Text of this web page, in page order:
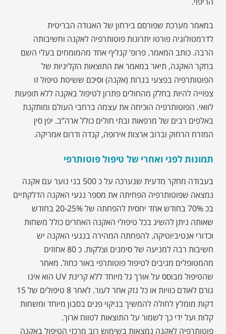
במאמר מערכת שפורסם בירחון של האגודה הבריטית
לדרמטולוגיה פורטו יתרונות פוטותרפיה לאקנה וחשיבותה
הרבה. כותב המאמר. פרופ’ קנליף אחד מהמומחים בעלי השם
בחקר האקנה, תיאר במאמר את התוצאות הקליניות של
הפוטותרפיה בפצעי בגרות (אקנה) וסיכם ששיטת טיפול זו
צפוייה להיות בחלק מהחולים פתרון לטיפול באקנה ללא תופעות
לוואי. הפוטותרפיה הוכיחה את עצמה ברחבי העולם ומותקנת
באלפים רבים של מרפאות ובתי חולים כולל ארה”ב. יפן סין
המזרח הרחוק וברוב ארצות אירופה, קנדה ודרום אמריקה.
תמונות לפני ואחרי של טיפול פוטותרפי
בעבודה מחקר מדעית שנערכה על כ 500 בני נוער עם אקנה
נמצאה שפוטותרפיה הפחיתה את מספר נגעי האקנה הדלקתיים
בכ 70% בחודש אחד יחסית להפחתה של 20-25% בחודש
שאותה ניתן להשיג בכל טיפולי האקנה האחרים כולל משחות
וכדורי אנטיביוטיקה. להפחתה המהירה בנגעי האקנה יש
חשיבות רבה למניעה של סימנים וצלקות. כ 80 אחוזים
מהמטופלים מגיבים לטיפול פוטותרפי באור כחול. מאחר
שהטיפול מבוסס על אורך גל מיוחד ללא קרינת UV הוא אינו
גורם לאודם כוויות או כל נזק אחר לעור. לאחר 8 טיפולים של 15
דקות מומלץ לחולה להמשיך בניקוי פנים בסבון מיוחד ומשחות
קלות ועל ידי כך לשמור על התוצאות לטווח ארוך.
פוטותרפיה לאקנה נמצאות בשימוש רוב מרכזי הטיפול באקנה